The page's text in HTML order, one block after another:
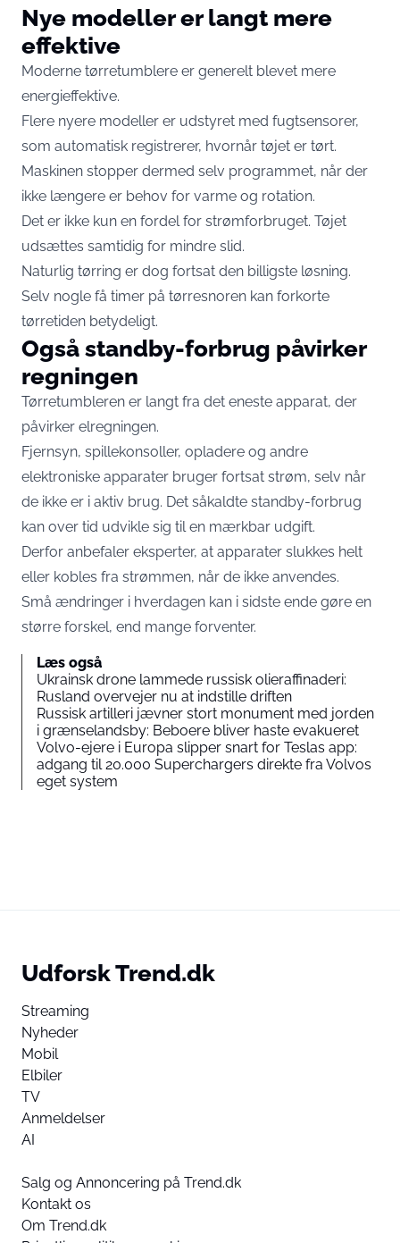
Nye modeller er langt mere
effektive
Moderne tørretumblere er generelt blevet mere
energieffektive.
Flere nyere modeller er udstyret med fugtsensorer,
som automatisk registrerer, hvornår tøjet er tørt.
Maskinen stopper dermed selv programmet, når der
ikke længere er behov for varme og rotation.
Det er ikke kun en fordel for strømforbruget. Tøjet
udsættes samtidig for mindre slid.
Naturlig tørring er dog fortsat den billigste løsning.
Selv nogle få timer på tørresnoren kan forkorte
tørretiden betydeligt.
Også standby-forbrug påvirker
regningen
Tørretumbleren er langt fra det eneste apparat, der
påvirker elregningen.
Fjernsyn, spillekonsoller, opladere og andre
elektroniske apparater bruger fortsat strøm, selv når
de ikke er i aktiv brug. Det såkaldte standby-forbrug
kan over tid udvikle sig til en mærkbar udgift.
Derfor anbefaler eksperter, at apparater slukkes helt
eller kobles fra strømmen, når de ikke anvendes.
Små ændringer i hverdagen kan i sidste ende gøre en
større forskel, end mange forventer.
Læs også
Ukrainsk drone lammede russisk olieraffinaderi:
Rusland overvejer nu at indstille driften
Russisk artilleri jævner stort monument med jorden
i grænselandsby: Beboere bliver haste evakueret
Volvo-ejere i Europa slipper snart for Teslas app:
adgang til 20.000 Superchargers direkte fra Volvos
eget system
Udforsk Trend.dk
Streaming
Nyheder
Mobil
Elbiler
TV
Anmeldelser
AI
Salg og Annoncering på Trend.dk
Kontakt os
Om Trend.dk